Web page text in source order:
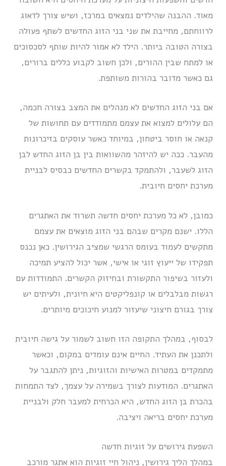
מאוד. ההבנה שהילדים נמצאים במרכז, ושיש צורך לדאוג
לרווחתם, מחייבת את שני בני הזוג החדשים לשתף פעולה
בצורה הטובה ביותר. הילד לא אמור להיות שותף לסכסוכים
או למתח שבין ההורים, ולכן חשוב לקבוע כללים ברורים,
גם כאשר מדובר בהורות משותפת.
אם בני הזוג החדשים לא מנהלים את המצב בצורה חכמה,
הם עלולים למצוא את עצמם מתמודדים עם תחושות של
קנאה או חוסר ביטחון, במיוחד כאשר עוסקים בזיכרונות
מהעבר. ככה יש להיזהר מהשוואות בין בן הזוג החדש לבן
הזוג לשעבר, ולהתמקד בקשרים החדשים כבסיס לבניית
מערכת יחסים חיובית.
כמובן, לא כל מערכת יחסים חדשה תשרוד את האתגרים
הללו. ישנם מקרים שבהם בני הזוג מוצאים את עצמם
מתקשים לעמוד בעומס הרגשי שמציב הגירושין. כאן נכנס
תפקידו של ייעוץ זוגי או אישי, אשר יכול להציע תמיכה
ולעזור בשיפור התקשורת ובחיזוק הקשרים. התמודדות עם
רגשות מבלבלים או קונפליקטים היא חיונית, ולעיתים יש
צורך בגורם חיצוני שיעזור למנוע חיכוכים מיותרים.
לבסוף, במהלך התקופה הזו חשוב לשמור על גישה חיובית
ולתכנן את העתיד. החיים אינם עומדים במקום, וכאשר
מתמקדים במטרות האישיות והזוגיות, ניתן להתגבר על
האתגרים. המודעות לצורך בשמירה על עצמך, לצד התמחות
בהכרת בן הזוג החדש, היא הכרחית למעבר חלק ולבניית
מערכת יחסים בריאה ויציבה.
השפעת גירושים על זוגיות חדשה
במהלך הליך גירושין, ניהול חיי זוגיות הוא אתגר מורכב